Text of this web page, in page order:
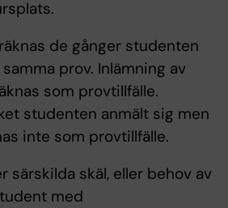
de gånger studenten
prov. Inlämning av
som provtillfälle.
studenten anmält sig men
inte som provtillfälle.
särskilda skäl, eller behov av
med